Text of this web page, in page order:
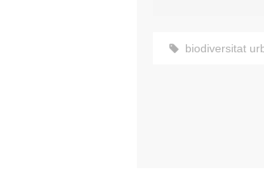
biodiversitat